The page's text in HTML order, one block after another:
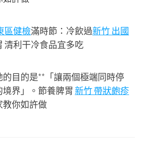
區健檢滿時節：冷飲過新竹 出國
清利干冷食品宜多吃
目的是**「讓兩個極端同時停
界」。節養脾胃 新竹 帶狀皰疹
教你如許做